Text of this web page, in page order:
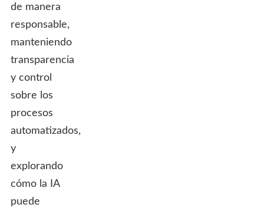
de manera
responsable,
manteniendo
transparencia
y control
sobre los
procesos
automatizados,
y
explorando
cómo la IA
puede